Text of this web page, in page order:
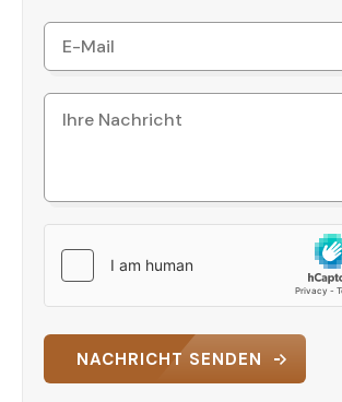
NACHRICHT SENDEN